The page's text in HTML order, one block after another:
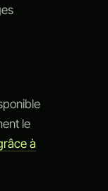
le
à